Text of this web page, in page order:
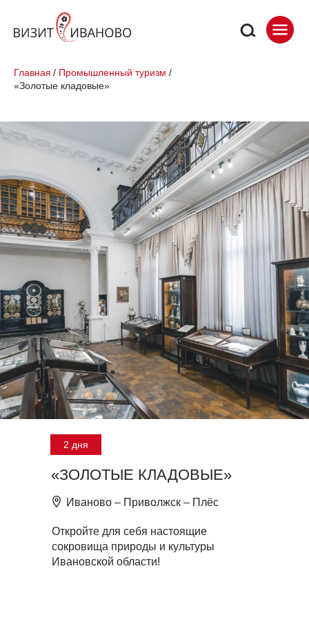
2 дня
Главная / Промышленный туризм /
Откройте для себя настоящие
сокровища природы и культуры
Ивановской области!
«ЗОЛОТЫЕ КЛАДОВЫЕ»
«Золотые кладовые»
Иваново – Приволжск – Плёс